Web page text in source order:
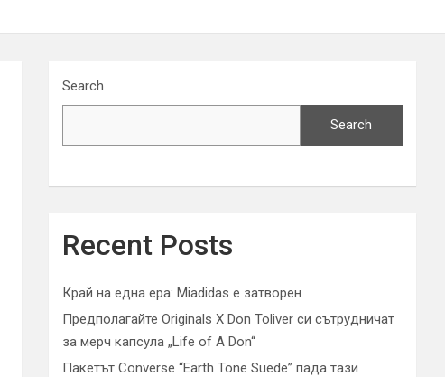
Search
Search
Recent Posts
Край на една ера: Miadidas е затворен
Предполагайте Originals X Don Toliver си сътрудничат
за мерч капсула „Life of A Don“
Пакетът Converse “Earth Tone Suede” пада тази